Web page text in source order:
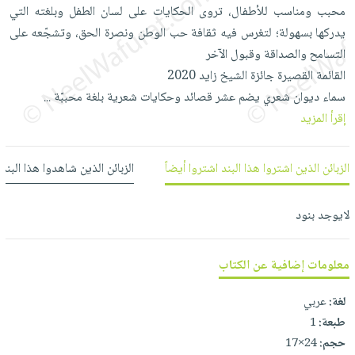
العناية
بالأسنان
الحمية
والتغذية
أدوات
المائدة
الأوعية
والتخزين
أدوات
الأكثر
مبيعاً
العودة
للمدارس
اكسسوارات
كتب
اكسسوارات
منزلية
ملابس
مطرزات
حقائب
عناية
بالذات
شحن
مجاني
بنود
مختارة
اشتراكات
كل
الاشتراكات
صندوق
القراءة
iKitab
بلا
حدود
بحث
متقدم
نيل
وفرات
عن
الشركة
سياسة
الشركة
حسابك
لائحة
الأمنيات
محبب ومناسب للأطفال، تروى الحكايات على لسان الطفل وبلغته التي
يدركها بسهولة؛ لتغرس فيه ثقافة حب الوطن ونصرة الحق، وتشجّعه على
التسامح والصداقة وقبول الآخر
القائمة القصيرة جائزة الشيخ زايد 2020
سماء ديوان شعري يضم عشر قصائد وحكايات شعرية بلغة محببّة...
إقرأ المزيد
الزبائن الذين اشتروا هذا البند اشتروا أيضاً الزبائن الذين شاهدوا هذا
لايوجد بنود
معلومات إضافية عن الكتاب
لغة:عربي
طبعة:1
حجم:24×17